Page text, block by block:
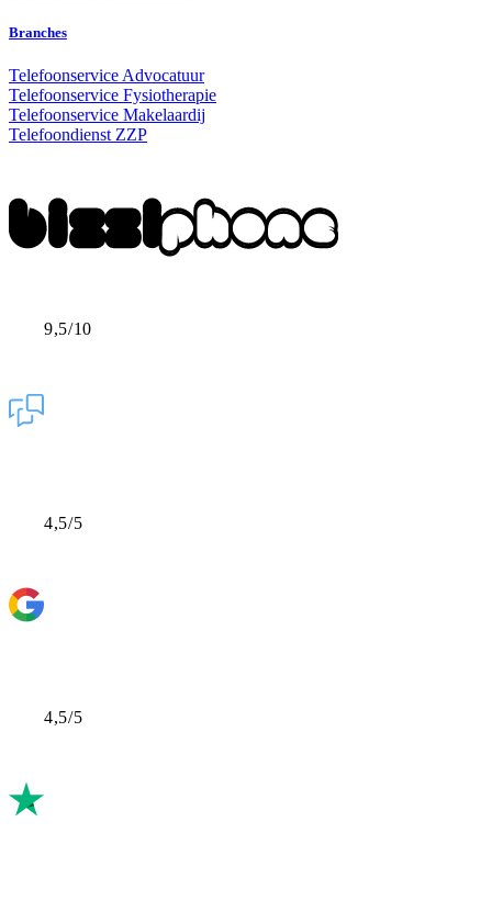
Branches
Telefoonservice Advocatuur
Telefoonservice Fysiotherapie
Telefoonservice Makelaardij
Telefoondienst ZZP
9,5/10
4,5/5
4,5/5